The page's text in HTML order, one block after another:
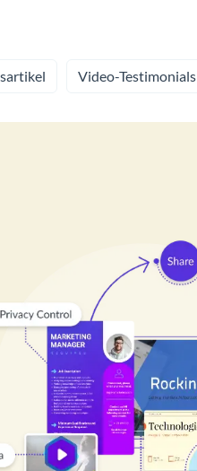
Video-Testimonials